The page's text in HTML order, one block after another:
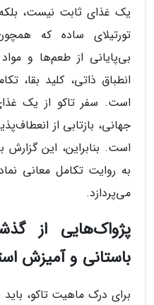
یک غذای ثابت نیست،
تورتیلای ساده که
بی‌پایانی از طعم‌ها و
انطباق ذاتی، کلید بقا،
است. سفر تاکو از یک
جهانی، بازتابی از
است. بنابراین، این
به روایت تکامل معانی
می‌پردازد.
پژواک‌هایی از
باستانی و آمیزش
برای درک ماهیت تاکو، باید